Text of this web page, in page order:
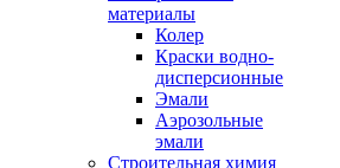
материалы
Колер
Краски водно-
дисперсионные
Эмали
Аэрозольные
эмали
Строительная химия